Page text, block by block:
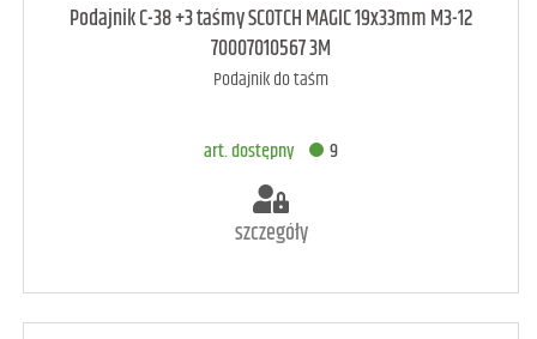
art. dostępny 64
Podajnik C-38 +3 taśmy SCOTCH MAGIC 19x33mm M3-12
70007010567 3M
Podajnik do taśm
art. dostępny 9
szczegóły